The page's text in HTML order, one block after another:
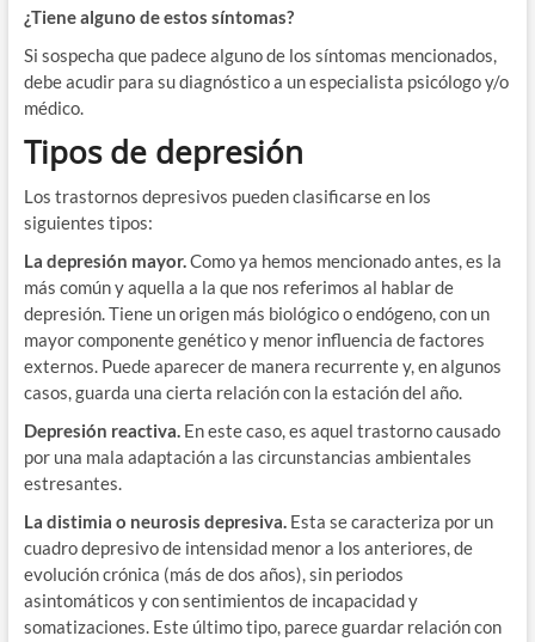
¿Tiene alguno de estos síntomas?
Si sospecha que padece alguno de los síntomas mencionados,
debe acudir para su diagnóstico a un especialista psicólogo y/o
médico.
Tipos de depresión
Los trastornos depresivos pueden clasificarse en los
siguientes tipos:
La depresión mayor.Como ya hemos mencionado antes, es la
más común y aquella a la que nos referimos al hablar de
depresión. Tiene un origen más biológico o endógeno, con un
mayor componente genético y menor influencia de factores
externos. Puede aparecer de manera recurrente y, en algunos
casos, guarda una cierta relación con la estación del año.
Depresión reactiva. En este caso, es aquel trastorno causado
por una mala adaptación a las circunstancias ambientales
estresantes.
La distimia o neurosis depresiva. Esta se caracteriza por un
cuadro depresivo de intensidad menor a los anteriores, de
evolución crónica (más de dos años), sin periodos
asintomáticos y con sentimientos de incapacidad y
somatizaciones. Este último tipo, parece guardar relación con